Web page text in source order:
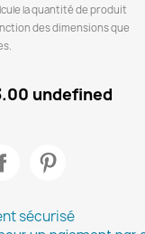
la quantité de produit
des dimensions que
undefined
sécurisé